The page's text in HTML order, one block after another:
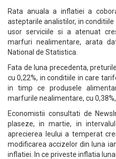
Rata anuala a inflatiei a
asteptarile analistilor, in
usor serviciile si a atenuat
marfuri nealimentare, arata
National de Statistica.
Fata de luna precedenta,
cu 0,22%, in conditiile in care
in timp ce produsele
marfurile nealimentare, cu
Economistii consultati de
plaseze, in martie, in
aprecierea leului a temperat
modificarea accizelor din luna
inflatiei. In ce priveste inflatia